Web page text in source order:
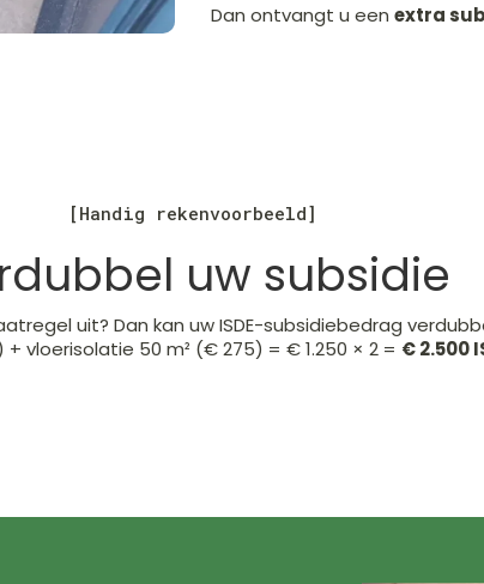
Dan ontvangt u een extra
[Handig rekenvoorbeeld]
uw subsidie
uit? Dan kan uw ISDE-subsidiebedrag
vloerisolatie 50 m² (€ 275) = € 1.250 × 2 = € 2.500